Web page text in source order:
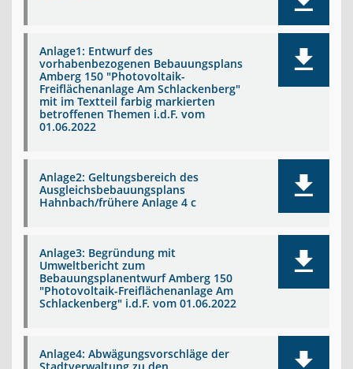
Anlage1: Entwurf des
vorhabenbezogenen Bebauungsplans
Amberg 150 "Photovoltaik-
Freiflächenanlage Am Schlackenberg"
mit im Textteil farbig markierten
betroffenen Themen i.d.F. vom
01.06.2022
Anlage2: Geltungsbereich des
Ausgleichsbebauungsplans
Hahnbach/frühere Anlage 4 c
Anlage3: Begründung mit
Umweltbericht zum
Bebauungsplanentwurf Amberg 150
"Photovoltaik-Freiflächenanlage Am
Schlackenberg" i.d.F. vom 01.06.2022
Anlage4: Abwägungsvorschläge der